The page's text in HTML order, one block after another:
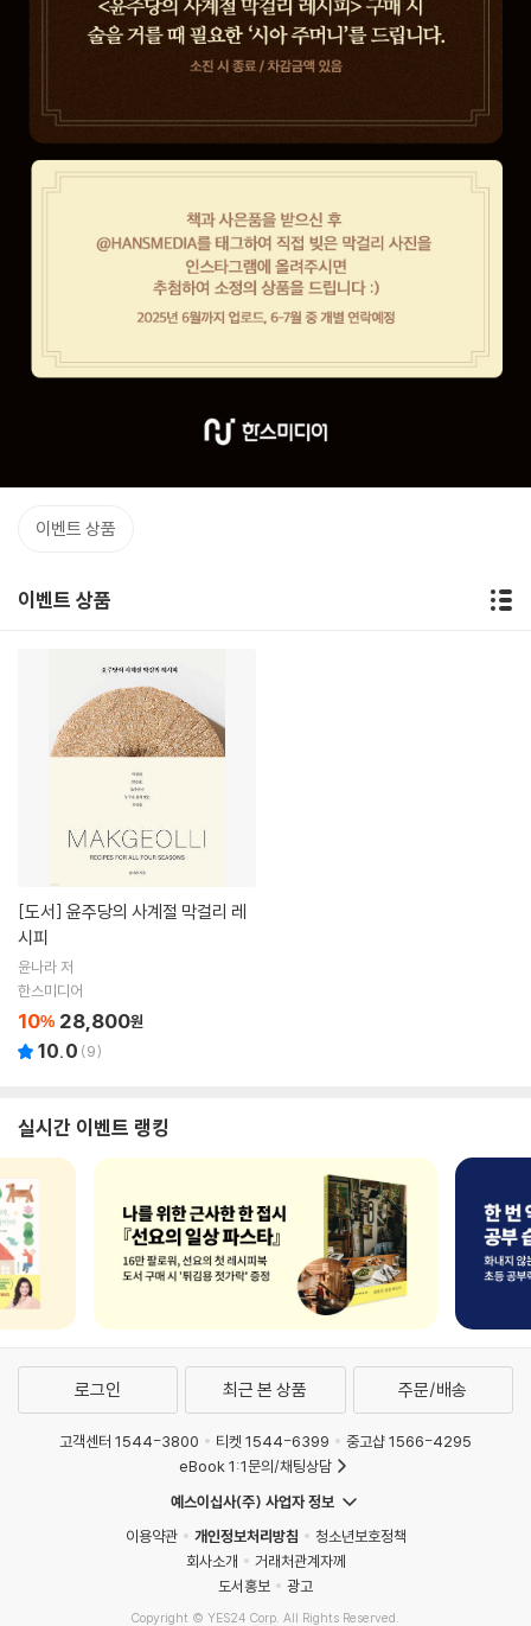
이벤트 상품
이벤트 상품
[도서]
시피
윤나라 저
한스미디어
10% 28,800원
10.0 (9)
실시간 이벤트 랭킹
로그인 최근 본 상품 주문/배송
고객센터 1544-3800 티켓 1544-6399
중고샵 1566-4295
eBook 1:1문의/채팅상담
예스이십사(주) 사업자 정보
이용약관
개인정보처리방침
청소년보호정책
회사소개
거래처관계자께
도서홍보
광고
Copyright © YES24 Corp. All Rights Reserved.